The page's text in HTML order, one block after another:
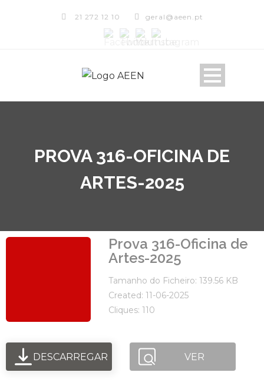
21 272 12 10 geral@aeen.pt
PROVA 316-OFICINA DE
ARTES-2025
Prova 316-Oficina de
Artes-2025
Tamanho do Ficheiro: 139.56 KB
Created: 11-06-2025
Cliques: 110
DESCARREGAR VER